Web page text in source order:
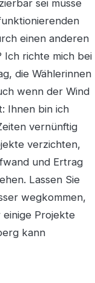
sei müsse
einen anderen
Ich richte mich bei
die Wählerinnen
wenn der Wind
Ihnen bin ich
vernünftig
verzichten,
und Ertrag
Lassen Sie
wegkommen,
einige Projekte
kann